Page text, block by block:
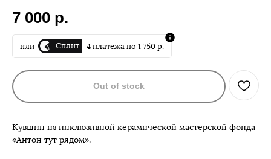
7 000 р.
или Сплит 4 платежа по 1 750 р.
Out of stock
Кувшин из инклюзивной керамической мастерской фонда
«Антон тут рядом».